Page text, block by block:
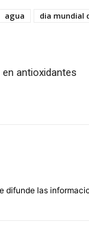
agua dia mundial
antioxidantes
difunde las